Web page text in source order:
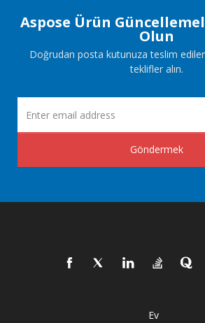
Aspose Ürün
Olun
Doğrudan posta kutunuza teslim
teklifler alın.
Göndermek
Ev